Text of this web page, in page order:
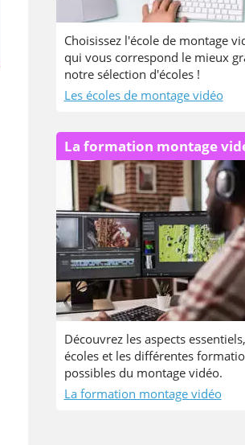
Choisissez l'école de montage
qui vous correspond le mieux
notre sélection d'écoles !
Les écoles de montage vidéo
La formation montage
Découvrez les aspects
écoles et les différentes
possibles du montage vidéo.
La formation montage vidéo